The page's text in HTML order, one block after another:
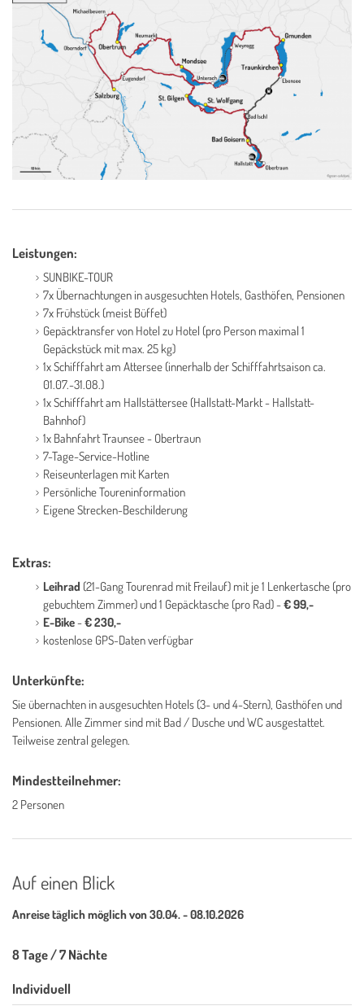
Leistungen:
SUNBIKE-TOUR
7x Übernachtungen in ausgesuchten Hotels, Gasthöfen, Pensionen
7x Frühstück (meist Büffet)
Gepäcktransfer von Hotel zu Hotel (pro Person maximal 1
Gepäckstück mit max. 25 kg)
1x Schifffahrt am Attersee (innerhalb der Schifffahrtsaison ca.
01.07.-31.08.)
1x Schifffahrt am Hallstättersee (Hallstatt-Markt - Hallstatt-
Bahnhof)
1x Bahnfahrt Traunsee - Obertraun
7-Tage-Service-Hotline
Reiseunterlagen mit Karten
Persönliche Toureninformation
Eigene Strecken-Beschilderung
Extras:
Leihrad (21-Gang Tourenrad mit Freilauf) mit je 1 Lenkertasche (pro
gebuchtem Zimmer) und 1 Gepäcktasche (pro Rad) -€ 99,-
E-Bike-€ 230,-
kostenlose GPS-Daten verfügbar
Unterkünfte:
Sie übernachten in ausgesuchten Hotels (3- und 4-Stern), Gasthöfen und
Pensionen. Alle Zimmer sind mit Bad / Dusche und WC ausgestattet.
Teilweise zentral gelegen.
Mindestteilnehmer:
2 Personen
Auf einen Blick
Anreise täglich möglich von 30.04. - 08.10.2026
8 Tage / 7 Nächte
Individuell